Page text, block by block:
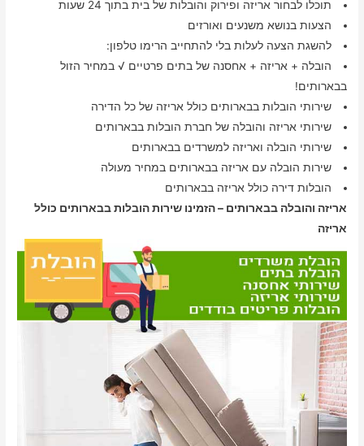
תוכלו לבחור אריזה ופירוק והובלות של בית בתוך 24 שעות
הצעות בנושא משנעים ואורזים
להשגת הצעה לעלות בלי להתחייב הרימו טלפון:
הובלה + אריזה + אחסנה של בתים פרטיים √ במחיר הזול
בבארותים!
שירותי הובלות בבארותים כולל אריזה של כל הדירה
שירותי אריזה והובלה של חברת הובלות בבארותים
שירותי הובלה ואריזה למשרדים בבארותים
שירות הובלה עם אריזה בבארותים במחיר מעולה
הובלות דירה כולל אריזה בבארותים
אריזה והובלה בבארותים – הזמינו שירות הובלות בבארותים כולל
אריזה